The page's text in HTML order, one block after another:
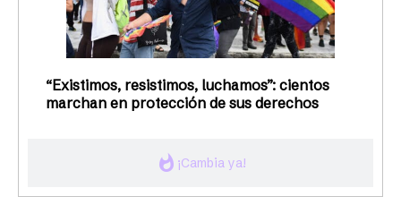
whatshot ¡Cambia ya!
“Existimos, resistimos, luchamos”: cientos
marchan en protección de sus derechos